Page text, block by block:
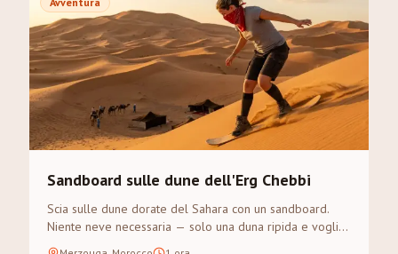
Sandboard sulle dune dell'Erg Chebbi
Scia sulle dune dorate del Sahara con un sandboard.
Niente neve necessaria — solo una duna ripida e voglia
di avventura.